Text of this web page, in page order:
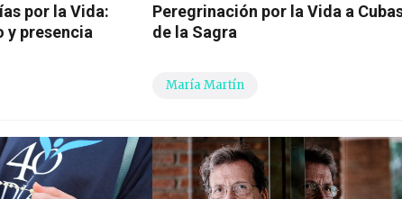
por la Vida:
y presencia
Peregrinación por la Vida a
de la Sagra
María Martín